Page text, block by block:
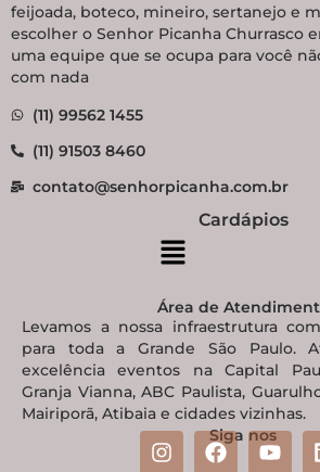
feijoada, boteco, mineiro, sertanejo e
escolher o Senhor Picanha Churrasco
uma equipe que se ocupa para você
com nada
(11) 99562 1455
(11) 91503 8460
contato@senhorpicanha.com.br
Cardápios
Área de
Levamos a nossa infraestrutura
para toda a Grande São Paulo.
excelência eventos na Capital
Granja Vianna, ABC Paulista,
Mairiporã, Atibaia e cidades vizinhas.
Siga nos